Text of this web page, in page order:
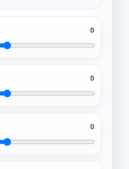
0
0
0